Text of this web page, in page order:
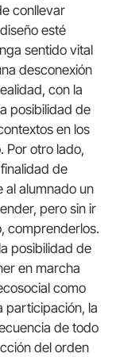
conllevar
esté
sentido vital
desconexión
con la
posibilidad de
en los
Por otro lado,
de
al alumnado un
pero sin ir
comprenderlos.
posibilidad de
en marcha
como
participación, la
de todo
del orden